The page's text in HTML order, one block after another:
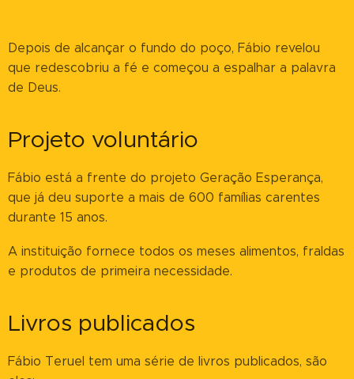
Depois de alcançar o fundo do poço, Fábio revelou
que redescobriu a fé e começou a espalhar a palavra
de Deus.
Projeto voluntário
Fábio está a frente do projeto Geração Esperança,
que já deu suporte a mais de 600 famílias carentes
durante 15 anos.
A instituição fornece todos os meses alimentos, fraldas
e produtos de primeira necessidade.
Livros publicados
Fábio Teruel tem uma série de livros publicados, são